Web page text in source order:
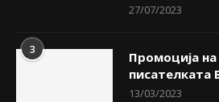
27/07/2023
3
Промоција
писателката
13/03/2023